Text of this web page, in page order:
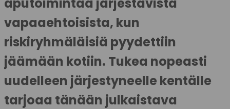
vapaaehtoisista, kun
riskiryhmäläisiä pyydettiin
jäämään kotiin. Tukea nopeasti
uudelleen järjestyneelle kentälle
tarjoaa tänään julkaistava